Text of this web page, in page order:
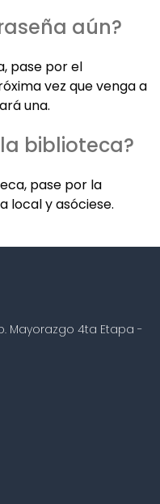
aún?
pase por el
vez que venga a
una.
biblioteca?
pase por la
local y asóciese.
Mayorazgo 4ta Etapa -